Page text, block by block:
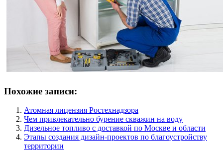
Похожие записи:
Атомная лицензия Ростехнадзора
Чем привлекательно бурение скважин на воду
Дизельное топливо с доставкой по Москве и области
Этапы создания дизайн-проектов по благоустройству
территории